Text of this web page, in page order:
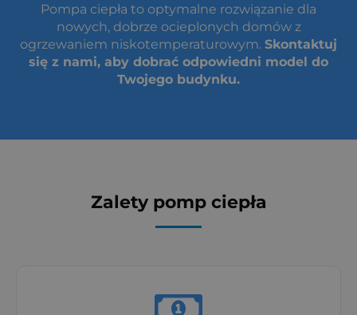
Pompa ciepła to optymalne rozwiązanie dla
nowych, dobrze ocieplonych domów z
ogrzewaniem niskotemperaturowym. Skontaktuj
się z nami, aby dobrać odpowiedni model do
Twojego budynku.
Zalety pomp ciepła